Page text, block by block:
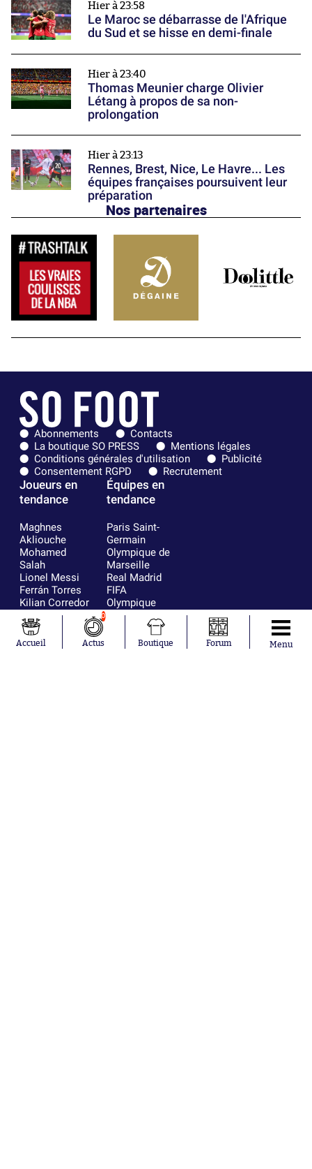
Hier à 23:58
Le Maroc se débarrasse de l'Afrique
du Sud et se hisse en demi-finale
Hier à 23:40
Thomas Meunier charge Olivier
Létang à propos de sa non-
prolongation
Hier à 23:13
Rennes, Brest, Nice, Le Havre... Les
équipes françaises poursuivent leur
préparation
Nos partenaires
Abonnements
Contacts
La boutique SO PRESS
Mentions légales
Conditions générales d'utilisation
Publicité
Consentement RGPD
Recrutement
Joueurs en
tendance
Maghnes
Akliouche
Mohamed
Salah
Lionel Messi
Ferrán Torres
Kilian Corredor
Mastantuono
Orel Mangala
Rio Mavuba
Équipes en
tendance
Paris Saint-
Germain
Olympique de
Marseille
Real Madrid
FIFA
Olympique
lyonnais
AS Monaco
FC Barcelone
Argentine
Accueil
0
Actus Boutique Forum Menu